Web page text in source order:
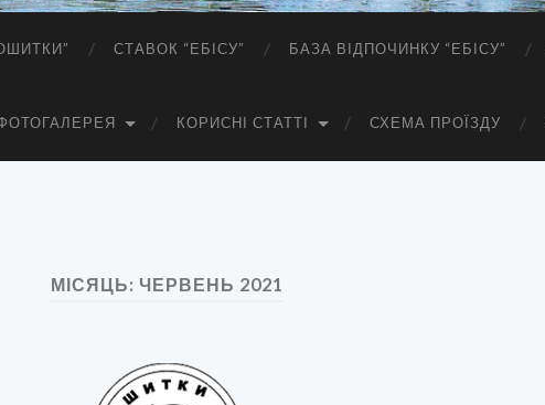
СТАВОК “ЕБІСУ” БАЗА ВІДПОЧИНКУ “ЕБІСУ”
КОРИСНІ СТАТТІ СХЕМА ПРОЇЗДУ
МІСЯЦЬ: ЧЕРВЕНЬ 2021